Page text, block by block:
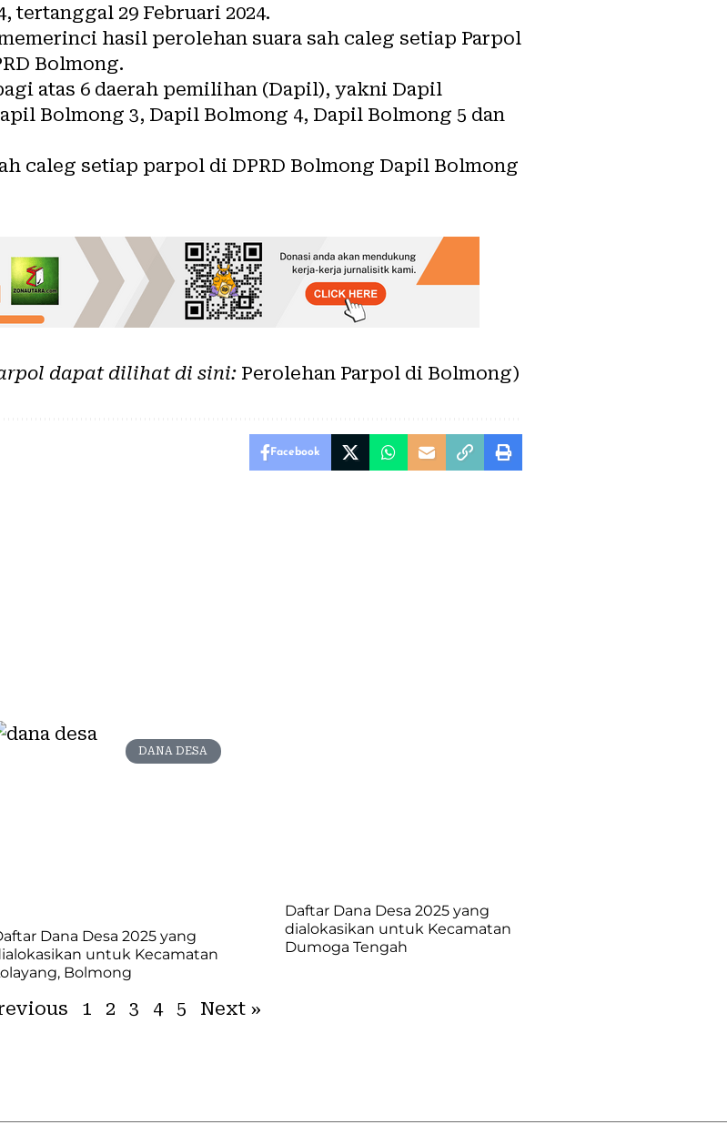
tertanggal 29 Februari 2024.
hasil perolehan suara sah caleg setiap Parpol
Bolmong.
atas 6 daerah pemilihan (Dapil), yakni Dapil
Bolmong 3, Dapil Bolmong 4, Dapil Bolmong 5 dan
caleg setiap parpol di DPRD Bolmong Dapil Bolmong
dapat dilihat di sini: Perolehan Parpol di Bolmong)
Facebook
DANA DESA
Dana Desa 2025 yang
untuk Kecamatan
Bolmong
Daftar Dana Desa 2025 yang
dialokasikan untuk Kecamatan
Dumoga Tengah
1 2 3 4 5 Next »